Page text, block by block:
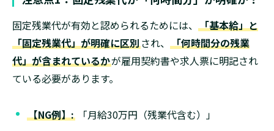
固定残業代が有効と認められるためには、 「基本給」と
「固定残業代」が明確に区別され、 「何時間分の残業
代」が含まれているかが雇用契約書や求人票に明記され
ている必要があります。
【NG例】: 「月給30万円（残業代含む）」